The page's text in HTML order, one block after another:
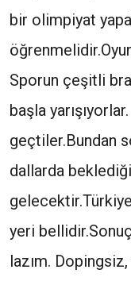
bir olimpiyat
Sporun çeşitli
başla
geçtiler.Bundan
dallarda
yeri
lazım.